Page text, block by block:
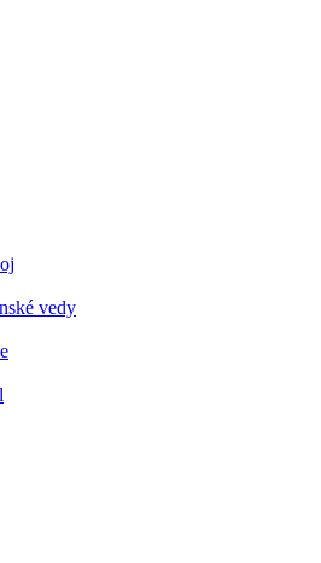
vedy